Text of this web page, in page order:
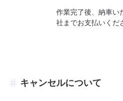
作業完了後、納車い
社までお支払いくだ
キャンセルについて